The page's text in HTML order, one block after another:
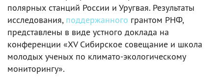
полярных станций России и Уругвая. Результаты
исследования, поддержанного грантом РНФ,
представлены в виде устного доклада на
конференции «XV Сибирское совещание и школа
молодых ученых по климато-экологическому
мониторингу».